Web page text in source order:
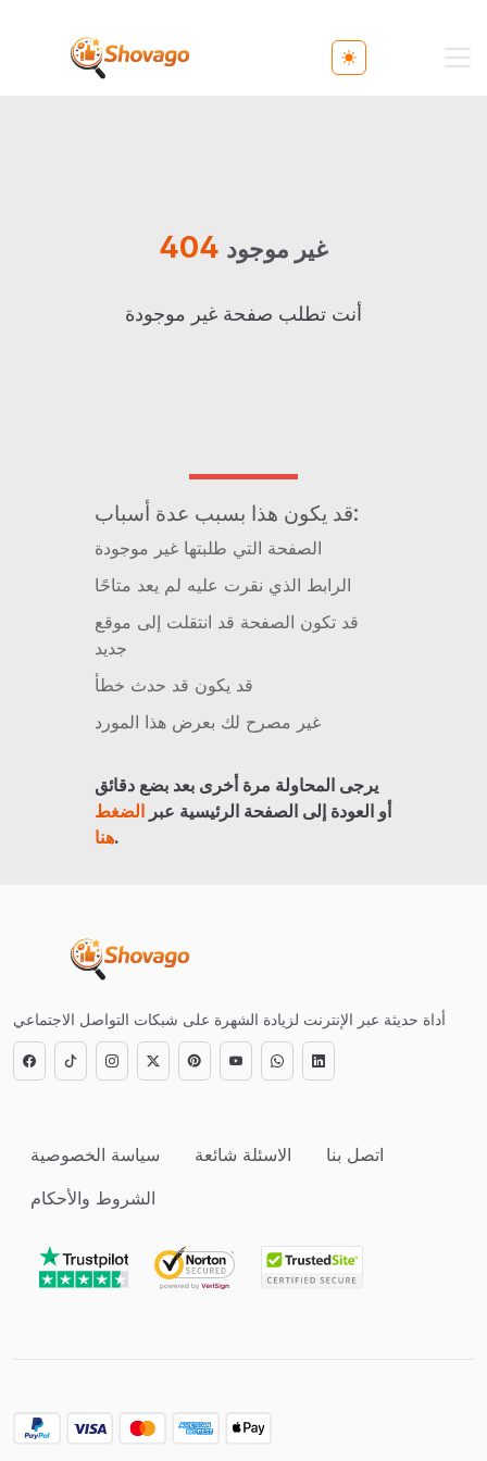
Toggle theme
404 غير موجود
أنت تطلب صفحة غير موجودة
قد يكون هذا بسبب عدة أسباب:
الصفحة التي طلبتها غير موجودة
الرابط الذي نقرت عليه لم يعد متاحًا
قد تكون الصفحة قد انتقلت إلى موقع
جديد
قد يكون قد حدث خطأ
غير مصرح لك بعرض هذا المورد
يرجى المحاولة مرة أخرى بعد بضع دقائق
أو العودة إلى الصفحة الرئيسية عبرالضغط
هنا.
أداة حديثة عبر الإنترنت لزيادة الشهرة على شبكات التواصل الاجتماعي
سياسة الخصوصية الاسئلة شائعة
اتصل بنا
الشروط والأحكام